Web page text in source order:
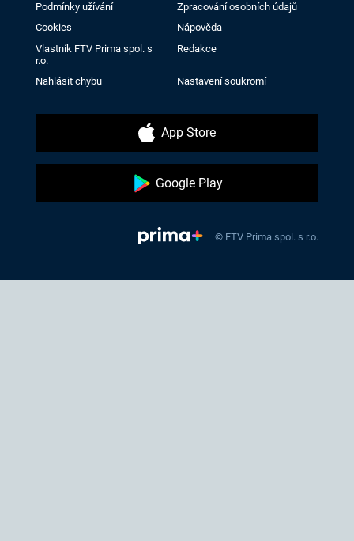
Podmínky užívání
Zpracování osobních údajů
Cookies
Nápověda
Vlastník FTV Prima spol. s
r.o.
Redakce
Nahlásit chybu Nastavení soukromí
App Store
Google Play
© FTV Prima spol. s r.o.